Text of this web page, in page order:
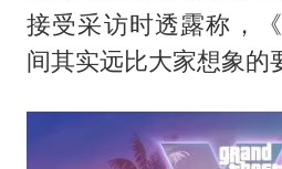
上海全
猫咪过
接受采访时透露称，
间其实远比大家想象的